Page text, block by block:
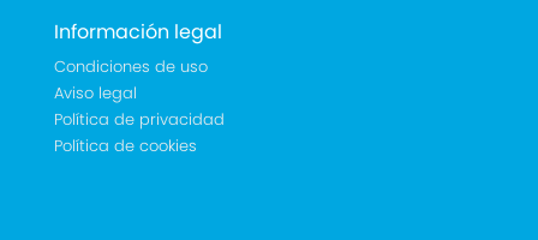
Información legal
Condiciones de uso
Aviso legal
Política de privacidad
Política de cookies